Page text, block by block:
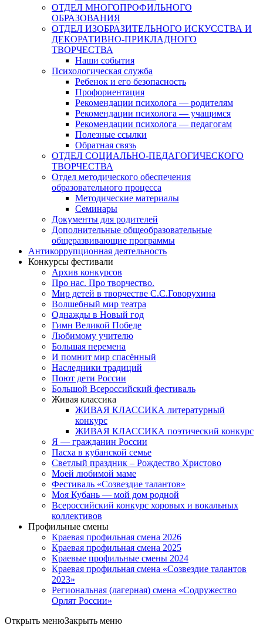
ОТДЕЛ МНОГОПРОФИЛЬНОГО
ОБРАЗОВАНИЯ
ОТДЕЛ ИЗОБРАЗИТЕЛЬНОГО ИСКУССТВА И
ДЕКОРАТИВНО-ПРИКЛАДНОГО
ТВОРЧЕСТВА
Наши события
Психологическая служба
Ребенок и его безопасность
Профориентация
Рекомендации психолога — родителям
Рекомендации психолога — учащимся
Рекомендации психолога — педагогам
Полезные ссылки
Обратная связь
ОТДЕЛ СОЦИАЛЬНО-ПЕДАГОГИЧЕСКОГО
ТВОРЧЕСТВА
Отдел методического обеспечения
образовательного процесса
Методические материалы
Семинары
Документы для родителей
Дополнительные общеобразовательные
общеразвивающие программы
Антикоррупционная деятельность
Конкурсы фестивали
Архив конкурсов
Про нас. Про творчество.
Мир детей в творчестве С.С.Говорухина
Волшебный мир театра
Однажды в Новый год
Гимн Великой Победе
Любимому учителю
Большая перемена
И помнит мир спасённый
Наследники традиций
Поют дети России
Большой Всероссийский фестиваль
Живая классика
ЖИВАЯ КЛАССИКА литературный
конкурс
ЖИВАЯ КЛАССИКА поэтический конкурс
Я — гражданин России
Пасха в кубанской семье
Светлый праздник – Рождество Христово
Моей любимой маме
Фестиваль «Созвездие талантов»
Моя Кубань — мой дом родной
Всероссийский конкурс хоровых и вокальных
коллективов
Профильные смены
Краевая профильная смена 2026
Краевая профильная смена 2025
Краевые профильные смены 2024
Краевая профильная смена «Созвездие талантов
2023»
Региональная (лагерная) смена «Содружество
Орлят России»
Открыть менюЗакрыть меню